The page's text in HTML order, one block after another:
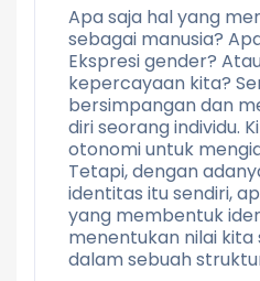
Apa saja hal yang
sebagai manusia?
Ekspresi gender?
kepercayaan kita?
bersimpangan dan
diri seorang individu.
otonomi untuk
Tetapi, dengan
identitas itu sendiri,
yang membentuk
menentukan nilai kita
dalam sebuah